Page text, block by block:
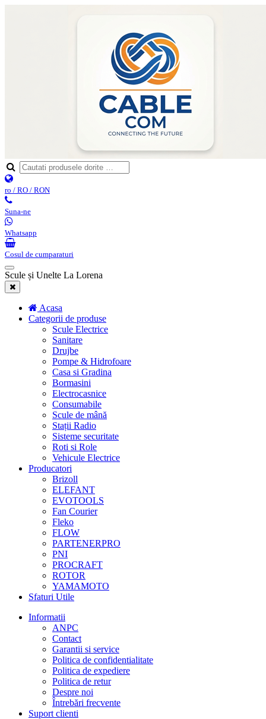
ro / RO / RON
Suna-ne
Whatsapp
Cosul de cumparaturi
Scule și Unelte La Lorena
Acasa
Categorii de produse
Scule Electrice
Sanitare
Drujbe
Pompe & Hidrofoare
Casa si Gradina
Bormasini
Electrocasnice
Consumabile
Scule de mână
Stații Radio
Sisteme securitate
Roti si Role
Vehicule Electrice
Producatori
Brizoll
ELEFANT
EVOTOOLS
Fan Courier
Fleko
FLOW
PARTENERPRO
PNI
PROCRAFT
ROTOR
YAMAMOTO
Sfaturi Utile
Informatii
ANPC
Contact
Garantii si service
Politica de confidentialitate
Politica de expediere
Politica de retur
Despre noi
Întrebări frecvente
Suport clienti